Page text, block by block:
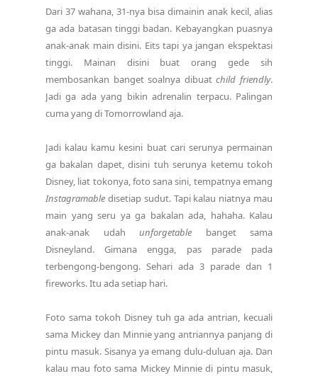
Dari 37 wahana, 31-nya bisa dimainin anak kecil, alias
ga ada batasan tinggi badan. Kebayangkan puasnya
anak-anak main disini. Eits tapi ya jangan ekspektasi
tinggi. Mainan disini buat orang gede sih
membosankan banget soalnya dibuatchild friendly.
Jadi ga ada yang bikin adrenalin terpacu. Palingan
cuma yang di Tomorrowland aja.
Jadi kalau kamu kesini buat cari serunya permainan
ga bakalan dapet, disini tuh serunya ketemu tokoh
Disney, liat tokonya, foto sana sini, tempatnya emang
Instagramable disetiap sudut. Tapi kalau niatnya mau
main yang seru ya ga bakalan ada, hahaha. Kalau
anak-anak udah unforgetable banget sama
Disneyland. Gimana engga, pas parade pada
terbengong-bengong. Sehari ada 3 parade dan 1
fireworks. Itu ada setiap hari.
Foto sama tokoh Disney tuh ga ada antrian, kecuali
sama Mickey dan Minnie yang antriannya panjang di
pintu masuk. Sisanya ya emang dulu-duluan aja. Dan
kalau mau foto sama Mickey Minnie di pintu masuk,